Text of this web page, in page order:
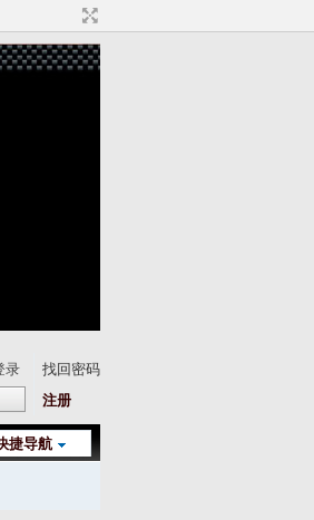
录
找回密码
注册
捷导航